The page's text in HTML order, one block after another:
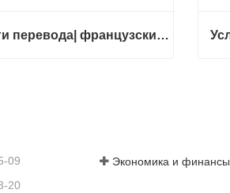
Услуги перевода| французский с китайского или на китайский
09 Экономика и финансы
20